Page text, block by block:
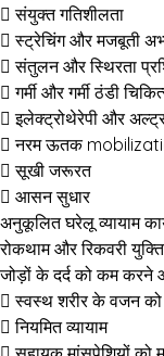
संयुक्त गतिशीलता
स्ट्रेचिंग और मजबूती
संतुलन और स्थिरता
गर्मी और गर्मीठंडी
इलेक्ट्रोथेरेपी और
नरम ऊतक
सूखी जरूरत
आसन सुधार
अनुकूलित घरेलू व्यायाम
रोकथाम और रिकवरी
जोड़ों के दर्द को कम करने
स्वस्थ शरीर के वजन को
नियमित व्यायाम